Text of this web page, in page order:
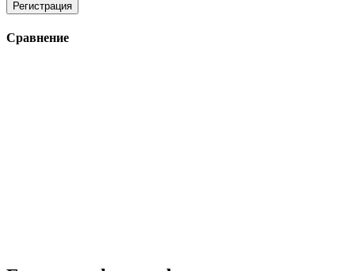
Регистрация
Сравнение